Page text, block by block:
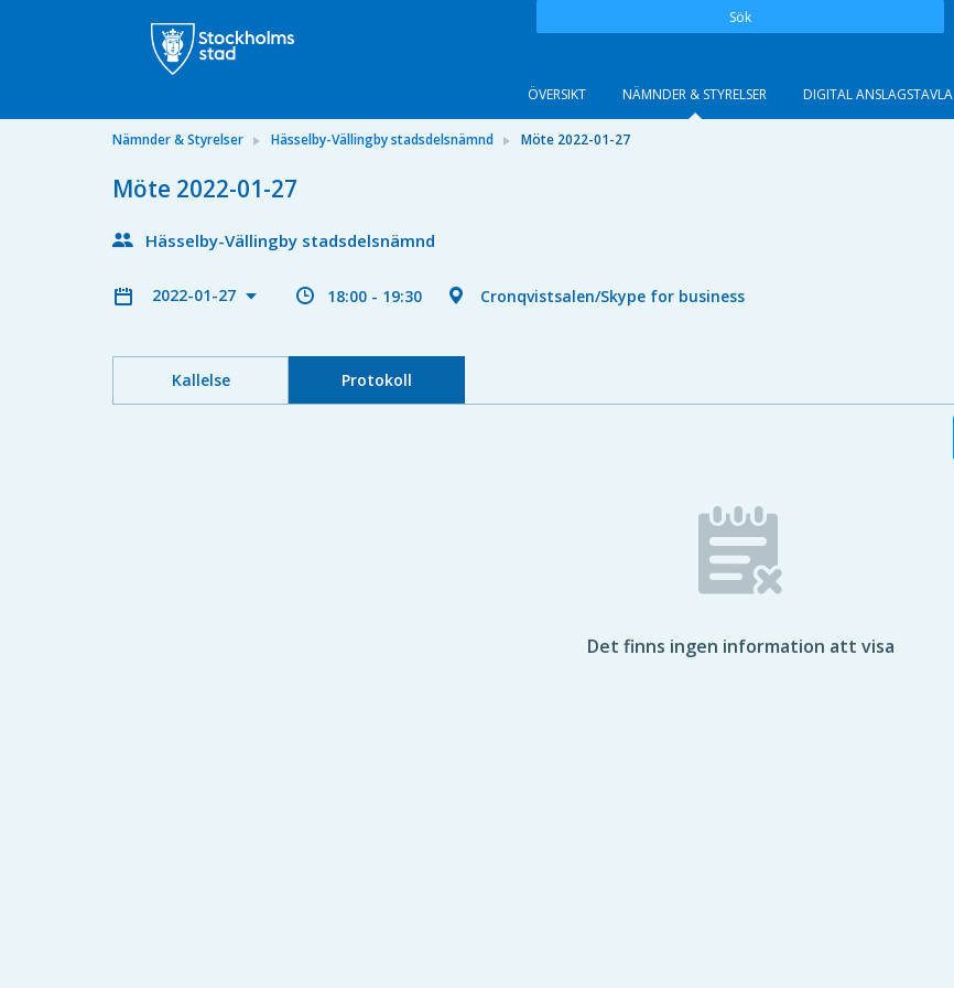
Sök
ÖVERSIKT NÄMNDER & STYRELSER DIGITAL ANSLAGSTAVLA
Nämnder & Styrelser Hässelby-Vällingby stadsdelsnämnd Möte 2022-01-27
Möte 2022-01-27
Hässelby-Vällingby stadsdelsnämnd
2022-01-27 18:00 - 19:30 Cronqvistsalen/Skype for business
Kallelse Protokoll
Det finns ingen information att visa